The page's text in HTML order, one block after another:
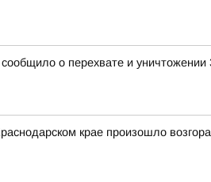
о перехвате и уничтожении
крае произошло